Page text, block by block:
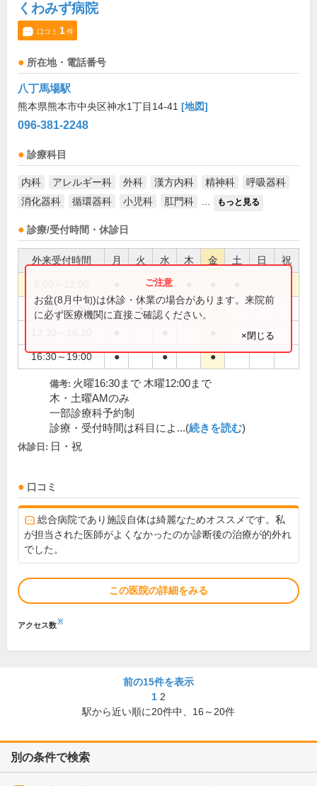
くわみず病院
口コミ 1件
所在地・電話番号
八丁馬場駅
熊本県熊本市中央区神水1丁目14-41 [地図]
096-381-2248
診療科目
内科 アレルギー科 外科 漢方内科 精神科
呼吸器科
消化器科
循環器科 小児科 肛門科 もっと見る
診療/受付時間・休診日
外来受付時間 月 火 水 木 金 土 日 祝
●
8:00～16:30 ●
16:30～19:00 ● ● ●
お盆(8月中旬)は休診・休業の場合があります。来院前
に必ず医療機関に直接ご確認ください。
×閉じる
備考: 火曜16:30まで 木曜12:00まで
木・土曜AMのみ
一部診療科予約制
診療・受付時間は科目によ...(続きを読む)
休診日: 日・祝
口コミ
総合病院であり施設自体は綺麗なためオススメです。私
が担当された医師がよくなかったのか診断後の治療が的外れ
でした。
この医院の詳細をみる
アクセス数※
前の15件を表示
1 2
駅から近い順に20件中、 16～20件
別の条件で検索